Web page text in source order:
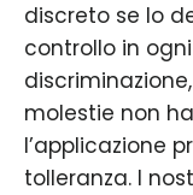
discreto se lo
controllo in
molestie non
l’applicazione
tolleranza. I